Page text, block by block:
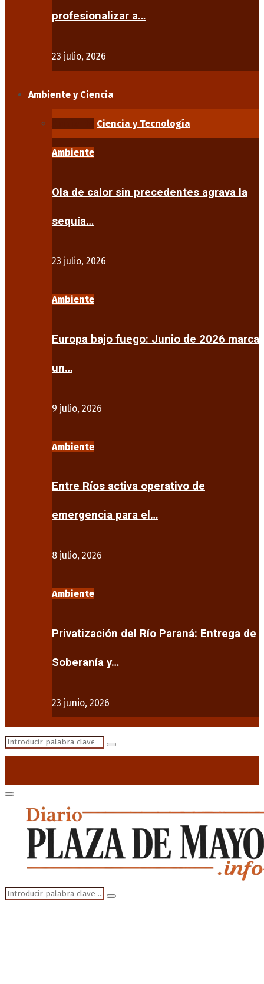
profesionalizar a…
23 julio, 2026
Ambiente y Ciencia
Ciencia y Tecnología
Ambiente
Ola de calor sin precedentes agrava la
sequía…
23 julio, 2026
Ambiente
Europa bajo fuego: Junio de 2026 marca
un…
9 julio, 2026
Ambiente
Entre Ríos activa operativo de
emergencia para el…
8 julio, 2026
Ambiente
Privatización del Río Paraná: Entrega de
Soberanía y…
23 junio, 2026
Search
Search
Primary
Menu
Search
for:
Search